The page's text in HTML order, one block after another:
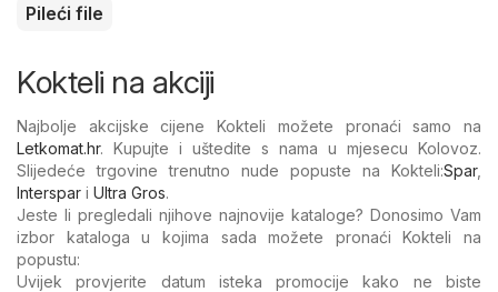
Pileći file
Kokteli na akciji
Najbolje akcijske cijene Kokteli možete pronaći samo na
Letkomat.hr. Kupujte i uštedite s nama u mjesecu Kolovoz.
Slijedeće trgovine trenutno nude popuste na Kokteli:Spar,
Interspar i Ultra Gros.
Jeste li pregledali njihove najnovije kataloge? Donosimo Vam
izbor kataloga u kojima sada možete pronaći Kokteli na
popustu:
Uvijek provjerite datum isteka promocije kako ne biste